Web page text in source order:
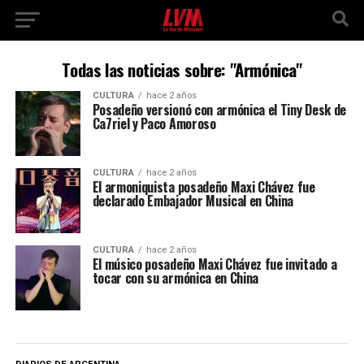
Todas las noticias sobre: "Armónica"
CULTURA hace 2 años
Posadeño versionó con armónica el Tiny Desk de
Ca7riel y Paco Amoroso
CULTURA hace 2 años
El armoniquista posadeño Maxi Chávez fue
declarado Embajador Musical en China
CULTURA hace 2 años
El músico posadeño Maxi Chávez fue invitado a
tocar con su armónica en China